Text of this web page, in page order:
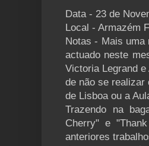
Data - 23 de
Local - Armazém F
Notas - Mais uma
actuado neste
Victoria Legrand
de não se realizar
de Lisboa ou a
Trazendo na
Cherry" e
anteriores